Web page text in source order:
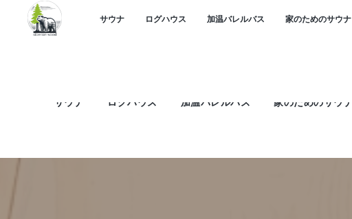
サウナ ログハウス 加温バレルバス 家のためのサウナ
サウナ ログハウス 加温バレルバス 家のためのサウナ